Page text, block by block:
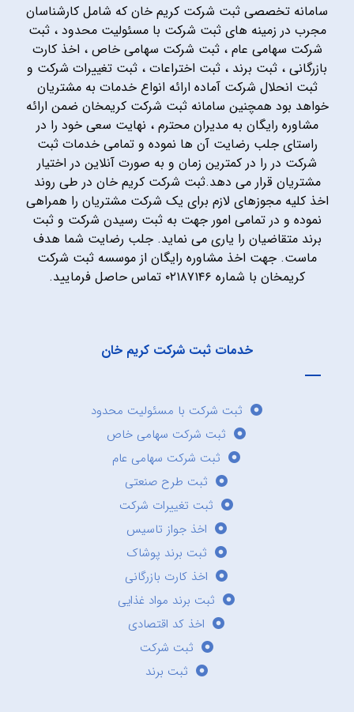
سامانه تخصصی ثبت شرکت کریم خان که شامل کارشناسان
مجرب در زمینه های ثبت شرکت با مسئولیت محدود ، ثبت
شرکت سهامی عام ، ثبت شرکت سهامی خاص ، اخذ کارت
بازرگانی ، ثبت برند ، ثبت اختراعات ، ثبت تغییرات شرکت و
ثبت انحلال شرکت آماده ارائه انواع خدمات به مشتریان
خواهد بود همچنین سامانه ثبت شرکت کریمخان ضمن ارائه
مشاوره رایگان به مدیران محترم ، نهایت سعی خود را در
راستای جلب رضایت آن ها نموده و تمامی خدمات ثبت
شرکت در را در کمترین زمان و به صورت آنلاین در اختیار
مشتریان قرار می دهد.ثبت شرکت کریم خان در طی روند
اخذ کلیه مجوزهای لازم برای یک شرکت مشتریان را همراهی
نموده و در تمامی امور جهت به ثبت رسیدن شرکت و ثبت
برند متقاضیان را یاری می نماید. جلب رضایت شما هدف
ماست. جهت اخذ مشاوره رایگان از موسسه ثبت شرکت
کریمخان با شماره ۰۲۱۸۷۱۴۶ تماس حاصل فرمایید.
خدمات ثبت شرکت کریم خان
ثبت شرکت با مسئولیت محدود
ثبت شرکت سهامی خاص
ثبت شرکت سهامی عام
ثبت طرح صنعتی
ثبت تغییرات شرکت
اخذ جواز تاسیس
ثبت برند پوشاک
اخذ کارت بازرگانی
ثبت برند مواد غذایی
اخذ کد اقتصادی
ثبت شرکت
ثبت برند